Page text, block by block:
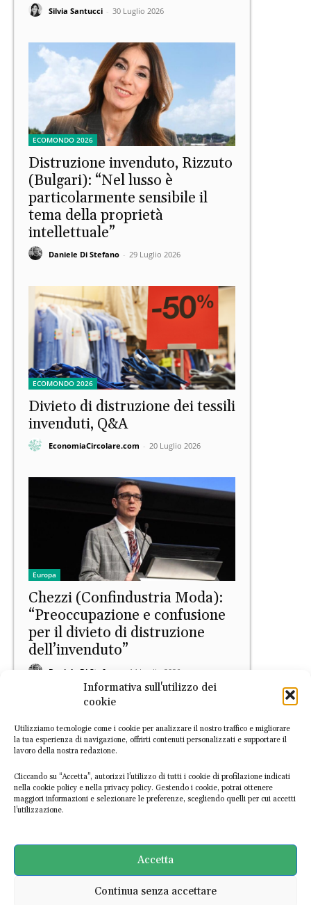
Informativa sull'utilizzo dei
cookie
Utilizziamo tecnologie come i cookie per analizzare il nostro traffico e migliorare
la tua esperienza di navigazione, offrirti contenuti personalizzati e supportare il
lavoro della nostra redazione.
Cliccando su “Accetta”, autorizzi l’utilizzo di tutti i cookie di profilazione indicati
nella cookie policy e nella privacy policy. Gestendo i cookie, potrai ottenere
maggiori informazioni e selezionare le preferenze, scegliendo quelli per cui accetti
l’utilizzazione.
Accetta
Continua senza accettare
Silvia Santucci - 30 Luglio 2026
ECOMONDO 2026
Distruzione invenduto, Rizzuto
(Bulgari): “Nel lusso è
particolarmente sensibile il
tema della proprietà
intellettuale”
Daniele Di Stefano - 29 Luglio 2026
ECOMONDO 2026
Divieto di distruzione dei tessili
invenduti, Q&A
EconomiaCircolare.com - 20 Luglio 2026
Europa
Chezzi (Confindustria Moda):
“Preoccupazione e confusione
per il divieto di distruzione
dell’invenduto”
Daniele Di Stefano 14 Luglio 2026
Europa
il divieto di distruzione dei
tessili invenduti: cos’è e come
funziona
Daniele Di Stefano - 10 Luglio 2026